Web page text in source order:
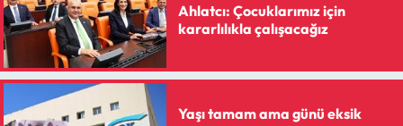
Ahlatcı: Çocuklarımız için
kararlılıkla çalışacağız
Yaşı tamam ama günü eksik